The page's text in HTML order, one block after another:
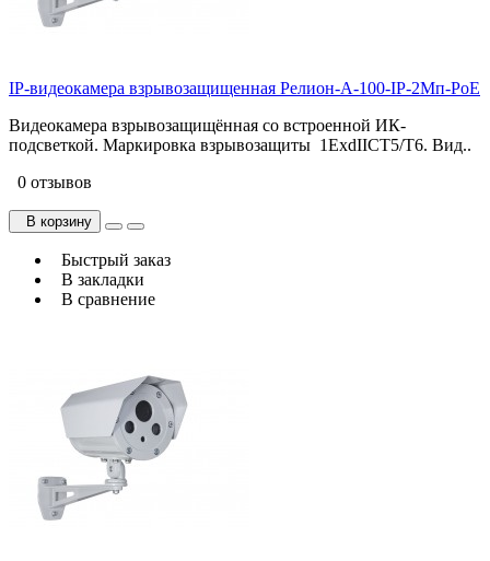
IP-видеокамера взрывозащищенная Релион-А-100-IP-2Мп-PоE
Видеокамера взрывозащищённая со встроенной ИК-
подсветкой. Маркировка взрывозащиты 1ExdIICТ5/Т6. Вид..
0 отзывов
В корзину
Быстрый заказ
В закладки
В сравнение